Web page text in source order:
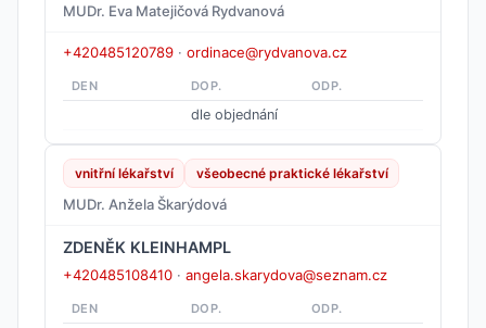
MUDr. Eva Matejičová Rydvanová
+420485120789 · ordinace@rydvanova.cz
DEN DOP. ODP.
dle objednání
vnitřní lékařství všeobecné praktické lékařství
MUDr. Anžela Škarýdová
ZDENĚK KLEINHAMPL
+420485108410 · angela.skarydova@seznam.cz
DEN DOP. ODP.